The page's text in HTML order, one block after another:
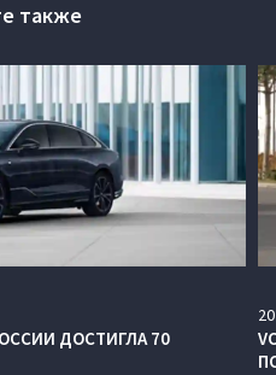
также
ДОСТИГЛА 70
20